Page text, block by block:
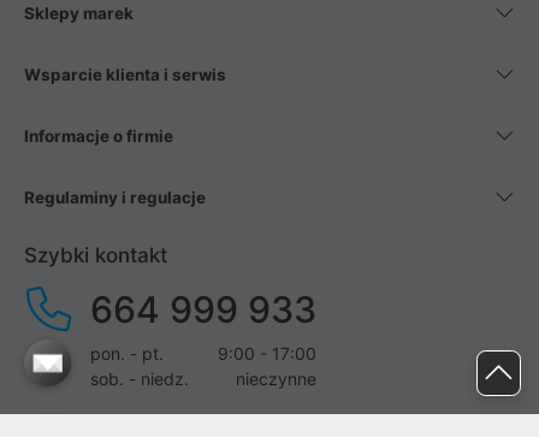
Sklepy marek
Wsparcie klienta i serwis
Informacje o firmie
Regulaminy i regulacje
Szybki kontakt
664 999 933
pon. - pt.
9:00 - 17:00
sob. - niedz.
nieczynne